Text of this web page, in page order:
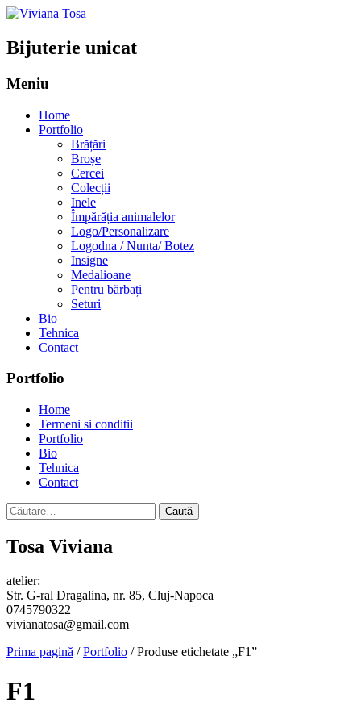
Bijuterie unicat
Meniu
Home
Portfolio
Brățări
Broșe
Cercei
Colecții
Inele
Împărăția animalelor
Logo/Personalizare
Logodna / Nunta/ Botez
Insigne
Medalioane
Pentru bărbați
Seturi
Bio
Tehnica
Contact
Portfolio
Home
Termeni si conditii
Portfolio
Bio
Tehnica
Contact
Caută
după:
Tosa Viviana
atelier:
Str. G-ral Dragalina, nr. 85, Cluj-Napoca
0745790322
vivianatosa@gmail.com
Prima pagină /Portfolio / Produse etichetate „F1”
F1